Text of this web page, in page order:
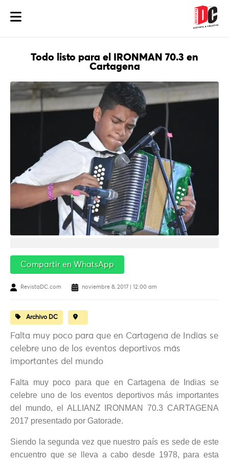
Todo listo para el IRONMAN 70.3 en
Cartagena
Compartir en WhatsApp
RevistaDC.com noviembre 8, 2017 | 12:00 am
Archivo DC
Falta muy poco para que en Cartagena de Indias se
celebre uno de los eventos deportivos más
importantes del mundo
Falta muy poco para que en Cartagena de Indias se
celebre uno de los eventos deportivos más importantes
del mundo, el ALLIANZ IRONMAN 70.3 CARTAGENA
2017 presentado por Gatorade.
Siendo la segunda vez que nuestro país es sede de este
encuentro que se lleva a cabo desde 1978, para esta